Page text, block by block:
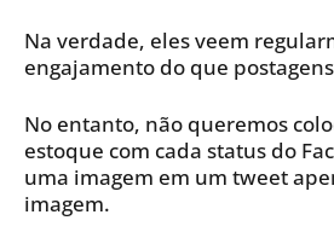
Na verdade, eles veem
engajamento do que
No entanto, não queremos
estoque com cada status do
uma imagem em um tweet
imagem.